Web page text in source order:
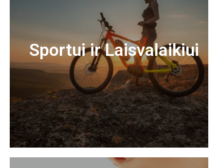
Sportui ir Laisvalaikiui